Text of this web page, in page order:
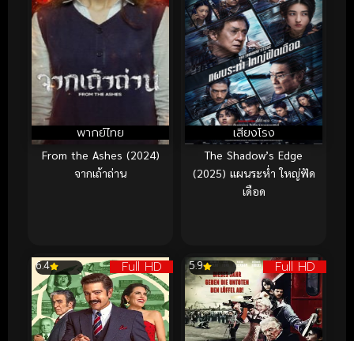
พากย์ไทย
From the Ashes (2024)
จากเถ้าถ่าน
เสียงโรง
The Shadow’s Edge
(2025) แผนระห่ำ ใหญ่ฟัด
เดือด
Full HD
6.4 Full HD
5.9